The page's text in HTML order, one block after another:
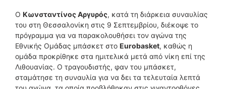
Ο Κωνσταντίνος Αργυρός, κατά τη διάρκεια συναυλίας
του στη Θεσσαλονίκη στις 9 Σεπτεμβρίου, διέκοψε το
πρόγραμμα για να παρακολουθήσει τον αγώνα της
Εθνικής Ομάδας μπάσκετ στο Eurobasket, καθώς η
ομάδα προκρίθηκε στα ημιτελικά μετά από νίκη επί της
Λιθουανίας. Ο τραγουδιστής, φαν του μπάσκετ,
σταμάτησε τη συναυλία για να δει τα τελευταία λεπτά